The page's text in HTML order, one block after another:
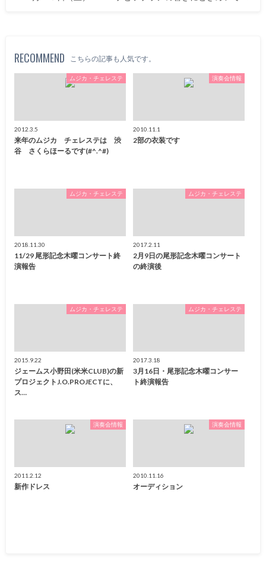
RECOMMEND こちらの記事も人気です。
ムジカ・チェレステ
2012.3.5
来年のムジカ チェレステは 渋
谷 さくらほーるです(#^.^#)
演奏会情報
2010.11.1
2部の衣装です
ムジカ・チェレステ
2018.11.30
11/29 尾形記念木曜コンサート終
演報告
ムジカ・チェレステ
2017.2.11
2月9日の尾形記念木曜コンサート
の終演後
ムジカ・チェレステ
2015.9.22
ジェームス小野田(米米CLUB)の新
プロジェクトJ.O.PROJECTに、
ス…
ムジカ・チェレステ
2017.3.18
3月16日・尾形記念木曜コンサー
ト終演報告
演奏会情報
2011.2.12
新作ドレス
演奏会情報
2010.11.16
オーディション